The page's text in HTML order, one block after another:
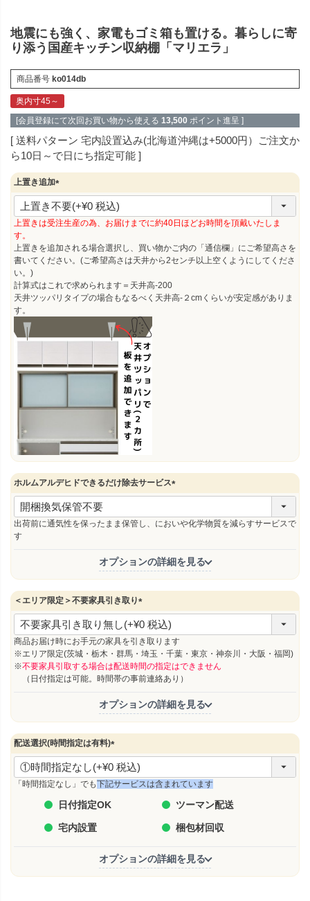
地震にも強く、家電もゴミ箱も置ける。暮らしに寄
り添う国産キッチン収納棚「マリエラ」
商品番号 ko014db
奥内寸45～
[会員登録にて次回お買い物から使える 13,500 ポイント進呈 ]
送料パターン 宅内設置込み(北海道沖縄は+5000円）ご注文か
ら10日～で日にち指定可能
上置き追加
(
必
須
上置きは受注生産の為、お届けまでに約40日ほどお時間を頂戴いたしま
す。
上置きを追加される場合選択し、買い物かご内の「通信欄」にご希望高さを
書いてください。(ご希望高さは天井から2センチ以上空くようにしてくださ
い。)
計算式はこれで求められます＝天井高-200
天井ツッパリタイプの場合もなるべく天井高‐２cmくらいが安定感がありま
す。
ホルムアルデヒドできるだけ除去サービス
(
須
出荷前に通気性を保ったまま保管し、においや化学物質を減らすサービスで
す
オプションの詳細を見る
＜エリア限定＞不要家具引き取り
(
必
須
商品お届け時にお手元の家具を引き取ります
※エリア限定(茨城・栃木・群馬・埼玉・千葉・東京・神奈川・大阪・福岡)
※不要家具引取する場合は配送時間の指定はできません
（日付指定は可能。時間帯の事前連絡あり）
オプションの詳細を見る
配送選択(時間指定は有料)
(
必
須
「時間指定なし」でも下記サービスは含まれています
日付指定OK ツーマン配送
宅内設置 梱包材回収
オプションの詳細を見る